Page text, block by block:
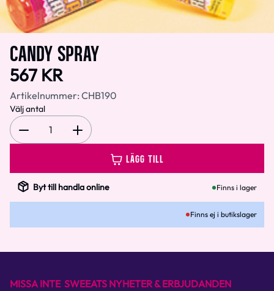
CANDY SPRAY
567 KR
Artikelnummer: CHB190
Välj antal
1
LÄGG TILL
Byt till handla online Finns i lager
Finns ej i butikslager
MISSA INTE SWEEATS NYHETER & ERBJUDANDEN